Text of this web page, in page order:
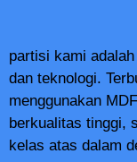
partisi kami
dan teknologi.
menggunakan
berkualitas tinggi,
kelas atas dalam